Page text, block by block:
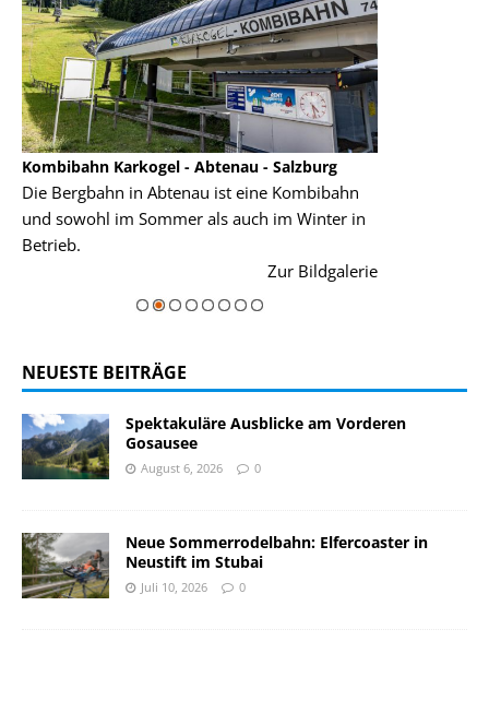
Kombibahn Karkogel - Abtenau - Salzburg
Die Bergbahn in Abtenau ist eine Kombibahn
und sowohl im Sommer als auch im Winter in
Betrieb.
Zur Bildgalerie
NEUESTE BEITRÄGE
Spektakuläre Ausblicke am Vorderen
Gosausee
August 6, 2026 0
Neue Sommerrodelbahn: Elfercoaster in
Neustift im Stubai
Juli 10, 2026 0